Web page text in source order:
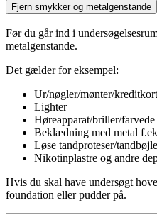
Fjern smykker og metalgenstande
Før du går ind i
metalgenstande.
Det gælder for eksempel:
Ur/nøgler/mønter/
Lighter
Høreapparat/briller/
Beklædning med metal
Løse tandproteser/
Nikotinplastre og andre
Hvis du skal have undersøgt
foundation eller pudder på.